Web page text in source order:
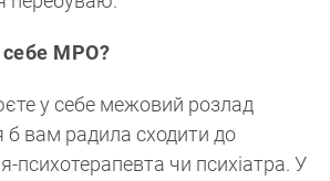
себе МРО?
у себе межовий розлад
б вам радила сходити до
психотерапевта чи психіатра. У